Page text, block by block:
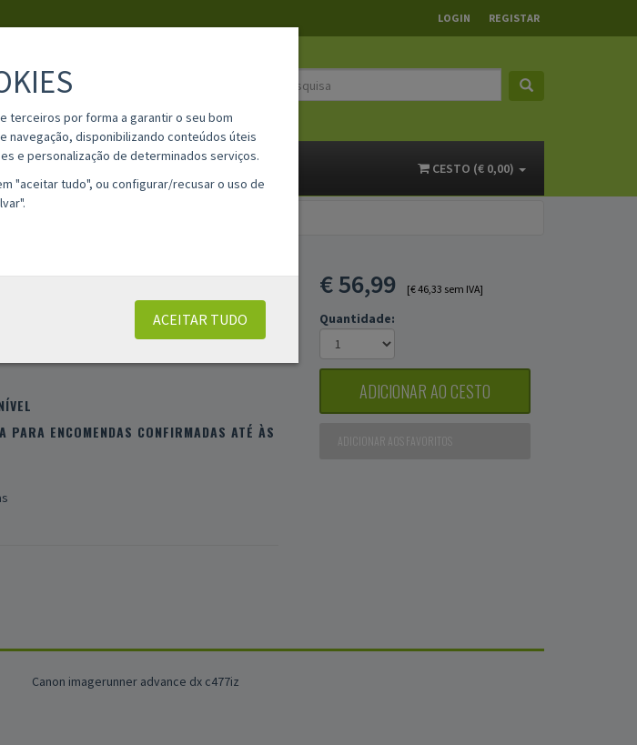
LOGIN REGISTAR
INFORMAÇÕES CONTACTOS CESTO (€ 0,00)
0 COMENTÁRIOS
PARA ENCOMENDAS CONFIRMADAS ATÉ ÀS
€56,99 [€ 46,33 sem IVA]
Quantidade:
ADICIONAR AO CESTO
ADICIONAR AOS FAVORITOS
Canon imagerunner advance dx c477iz
terceiros por forma a garantir o seu bom
navegação, disponibilizando conteúdos úteis
e personalização de determinados serviços.
"aceitar tudo", ou configurar/recusar o uso de
ACEITAR TUDO